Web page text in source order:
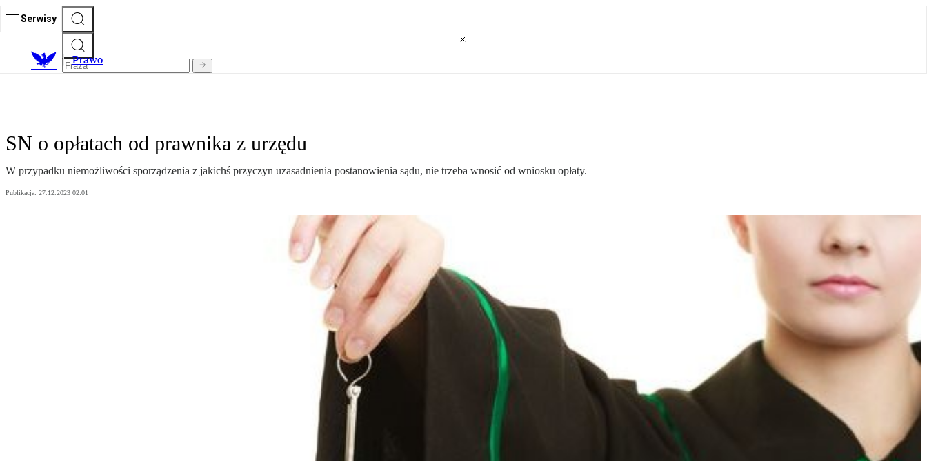
Serwisy
Prawo
SN o opłatach od prawnika z urzędu
W przypadku niemożliwości sporządzenia z jakichś przyczyn uzasadnienia postanowienia sądu, nie trzeba wnosić od wniosku opłaty.
Publikacja: 27.12.2023 02:01